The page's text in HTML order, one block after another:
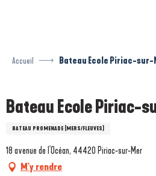
Accueil Bateau Ecole Piriac-sur-
Bateau Ecole Piriac-
BATEAU PROMENADE (MERS/FLEUVES)
18 avenue de l'Océan, 44420 Piriac-sur-Mer
M'y rendre